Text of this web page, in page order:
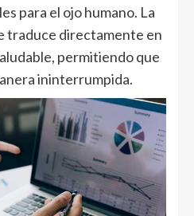
para el ojo humano. La
traduce directamente en
permitiendo que
ininterrumpida.